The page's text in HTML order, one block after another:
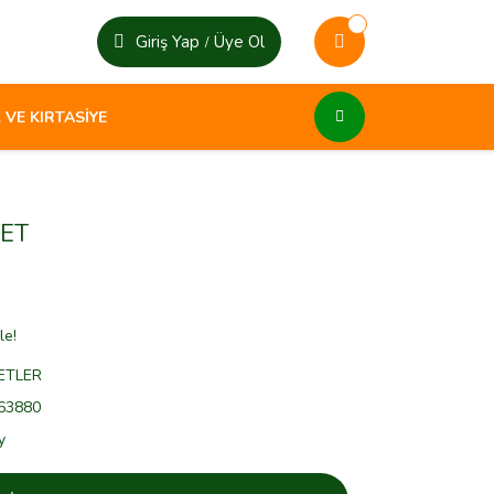
Giriş Yap / Üye Ol
KIRTASİYE